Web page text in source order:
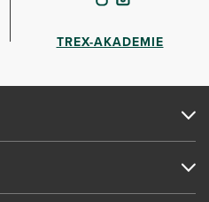
TREX-AKADEMIE